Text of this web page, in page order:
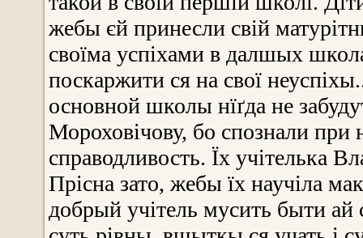
жебы єй принесли свій
своїма успіхами в далшых
поскаржити ся на свої
основной школы нїґда не
Мороховічову, бо спознали при
справодливость. Їх учітелька
Прісна зато, жебы їх научіла
добрый учітель мусить быти